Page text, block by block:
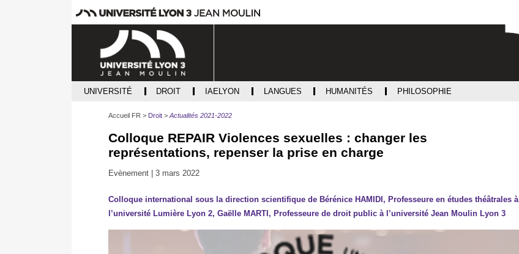
UNIVERSITÉ DROIT IAELYON LANGUES HUMANITÉS PHILOSOPHIE
Accueil FR Droit Actualités 2021-2022
Colloque REPAIR Violences sexuelles : changer les
représentations, repenser la prise en charge
Evènement | 3 mars 2022
Colloque international sous la direction scientifique de Bérénice HAMIDI, Professeure en études théâtrales à
l’université Lumière Lyon 2, Gaëlle MARTI, Professeure de droit public à l’université Jean Moulin Lyon 3